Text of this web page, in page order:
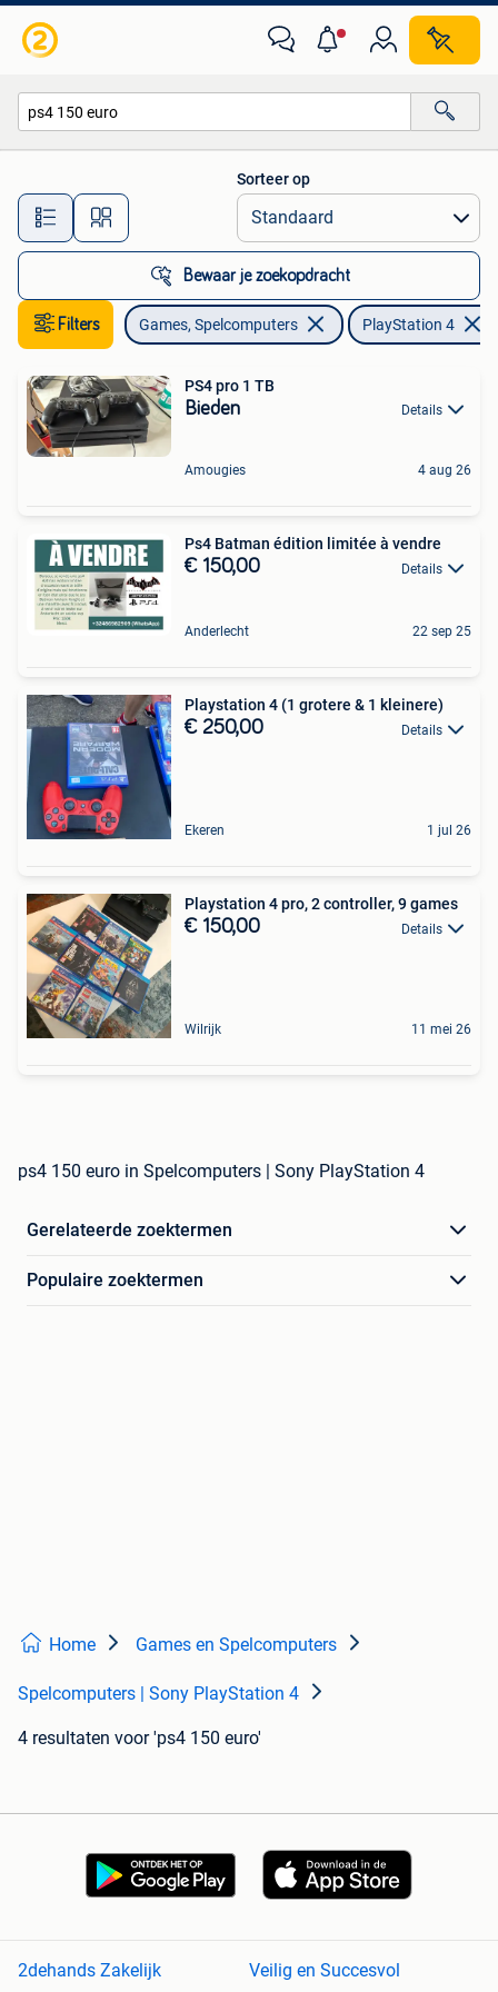
Alle afstanden…
Sorteer op
Bewaar je zoekopdracht
Filters Games, Spelcomputers PlayStation 4
PS4 pro 1 TB
Bieden Details
Amougies 4 aug 26
Ps4 Batman édition limitée à vendre
€ 150,00 Details
Anderlecht 22 sep 25
Playstation 4 (1 grotere & 1 kleinere)
€ 250,00 Details
Ekeren 1 jul 26
Playstation 4 pro, 2 controller, 9 games
€ 150,00 Details
Wilrijk 11 mei 26
ps4 150 euro in Spelcomputers | Sony PlayStation 4
Gerelateerde zoektermen
Populaire zoektermen
Home Games en Spelcomputers
Spelcomputers | Sony PlayStation 4
4 resultaten voor 'ps4 150 euro'
2dehands Zakelijk Veilig en Succesvol